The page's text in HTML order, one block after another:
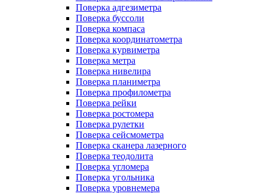
Поверка адгезиметра
Поверка буссоли
Поверка компаса
Поверка координатометра
Поверка курвиметра
Поверка метра
Поверка нивелира
Поверка планиметра
Поверка профилометра
Поверка рейки
Поверка ростомера
Поверка рулетки
Поверка сейсмометра
Поверка сканера лазерного
Поверка теодолита
Поверка угломера
Поверка угольника
Поверка уровнемера